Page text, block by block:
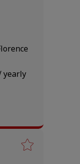
yearly